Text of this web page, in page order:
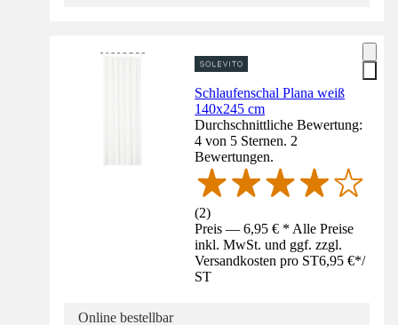
Schlaufenschal Plana weiß
140x245 cm
Durchschnittliche Bewertung:
4 von 5 Sternen. 2
Bewertungen.
(2)
Preis — 6,95 € * Alle Preise
inkl. MwSt. und ggf. zzgl.
Versandkosten pro ST6,95 €*/
ST
Online bestellbar